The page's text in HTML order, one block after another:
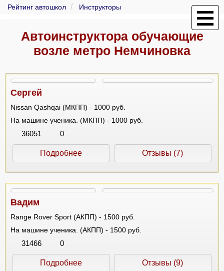
Рейтинг автошкол Инструкторы
Автоинструктора обучающие
возле метро Немчиновка
Сергей
Nissan Qashqai (МКПП) - 1000 руб.
На машине ученика. (МКПП) - 1000 руб.
36051 0
Подробнее Отзывы (7)
Вадим
Range Rover Sport (АКПП) - 1500 руб.
На машине ученика. (АКПП) - 1500 руб.
31466 0
Подробнее Отзывы (9)